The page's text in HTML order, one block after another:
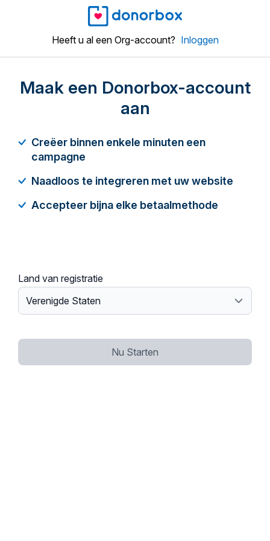
Heeft u al een Org-account? Inloggen
Maak een Donorbox-account
aan
Creëer binnen enkele minuten een
campagne
Naadloos te integreren met uw website
Accepteer bijna elke betaalmethode
Land van registratie
Nu Starten